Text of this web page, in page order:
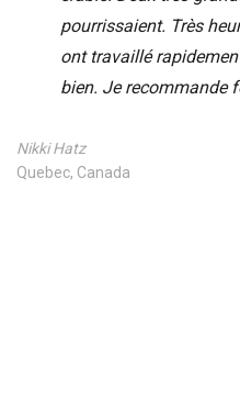
pourrissaient. Très
ont travaillé
bien. Je recommande
Nikki Hatz
Quebec, Canada